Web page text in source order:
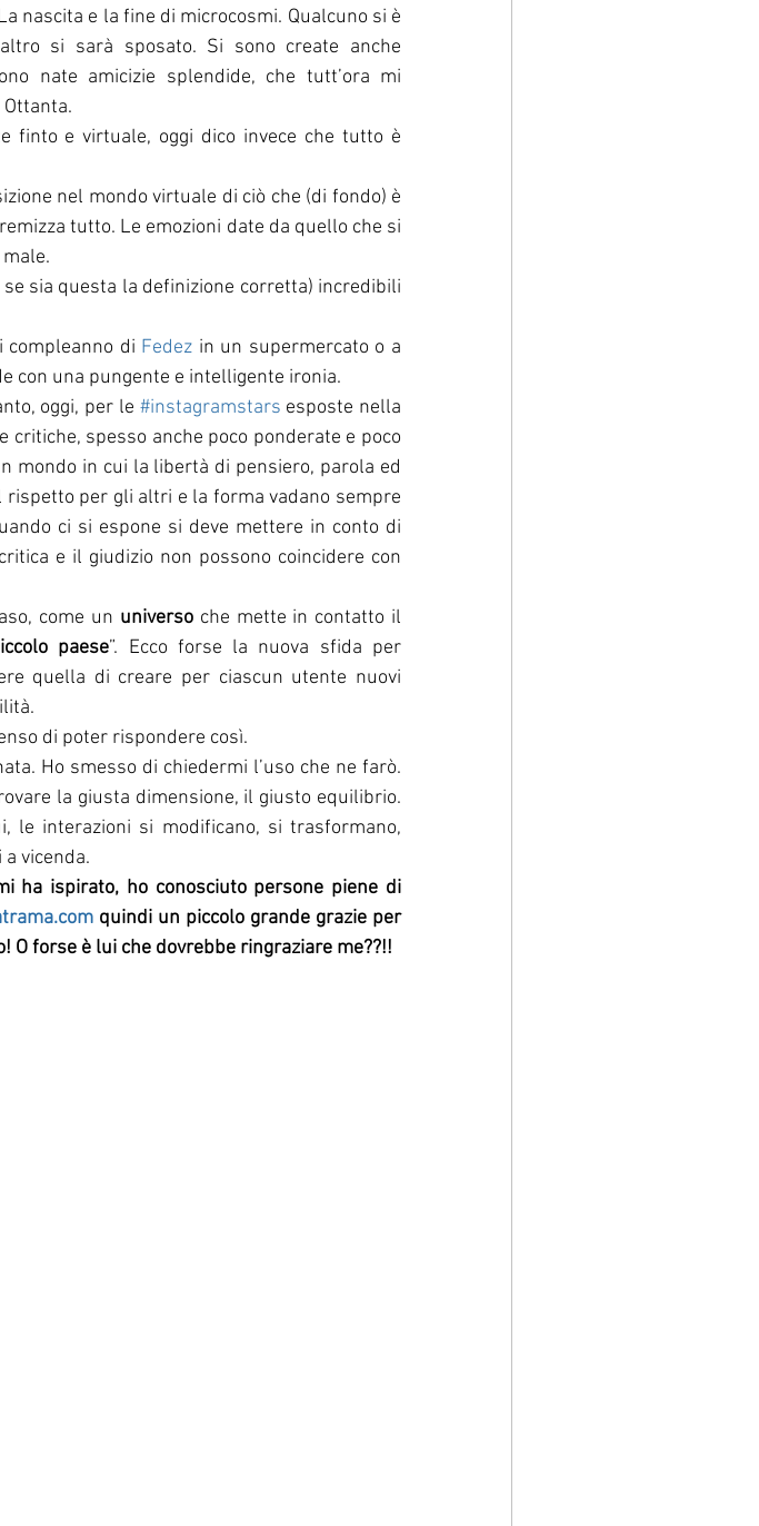
nascita e la fine di microcosmi. Qualcuno si è
si sarà sposato. Si sono create anche
nate amicizie splendide, che tutt’ora mi
finto e virtuale, oggi dico invece che tutto è
nel mondo virtuale di ciò che (di fondo) è
tutto. Le emozioni date da quello che si
sia questa la definizione corretta) incredibili
di Fedez in un supermercato o a
con una pungente e intelligente ironia.
oggi, per le #instagramstars esposte nella
spesso anche poco ponderate e poco
mondo in cui la libertà di pensiero, parola ed
per gli altri e la forma vadano sempre
ci si espone si deve mettere in conto di
e il giudizio non possono coincidere con
come un universo che mette in contatto il
paese”. Ecco forse la nuova sfida per
quella di creare per ciascun utente nuovi
di poter rispondere così.
Ho smesso di chiedermi l’uso che ne farò.
la giusta dimensione, il giusto equilibrio.
le interazioni si modificano, si trasformano,
vicenda.
ha ispirato, ho conosciuto persone piene di
quindi un piccolo grande grazie per
O forse è lui che dovrebbe ringraziare me??!!